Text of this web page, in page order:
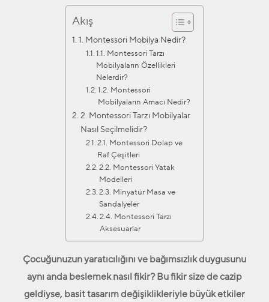
Akış
1. Montessori Mobilya Nedir?
1.1. Montessori Tarzı
Mobilyaların Özellikleri
Nelerdir?
1.2. Montessori
Mobilyaların Amacı Nedir?
2. Montessori Tarzı Mobilyalar
Nasıl Seçilmelidir?
2.1. Montessori Dolap ve
Raf Çeşitleri
2.2. Montessori Yatak
Modelleri
2.3. Minyatür Masa ve
Sandalyeler
2.4. Montessori Tarzı
Aksesuarlar
Çocuğunuzun yaratıcılığını ve bağımsızlık duygusunu
aynı anda beslemek nasıl fikir? Bu fikir size de cazip
geldiyse, basit tasarım değişiklikleriyle büyük etkiler